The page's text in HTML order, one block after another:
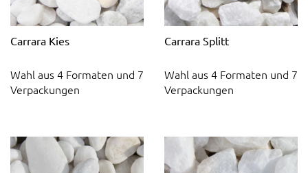
Carrara Kies
Wahl aus 4 Formaten und 7
Verpackungen
Carrara Splitt
Wahl aus 4 Formaten und 7
Verpackungen